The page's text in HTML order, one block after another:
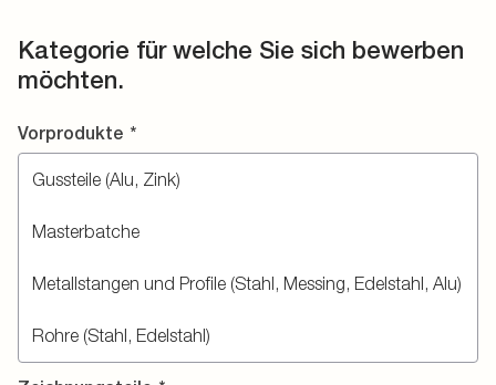
Kategorie für welche Sie sich bewerben
möchten.
Vorprodukte *